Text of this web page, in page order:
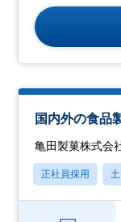
国内外の食品
亀田製菓株式会
正社員採用